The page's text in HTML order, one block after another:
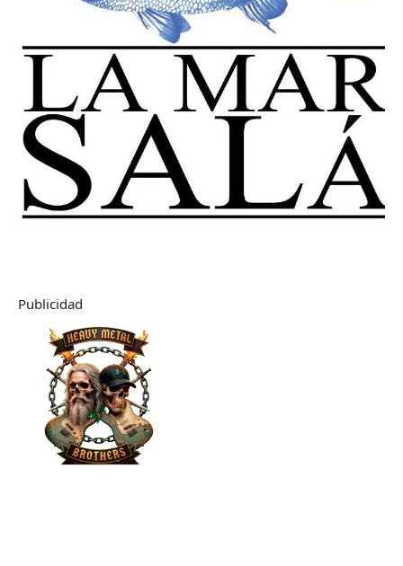
Publicidad